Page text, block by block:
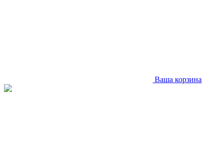
Ваша корзина